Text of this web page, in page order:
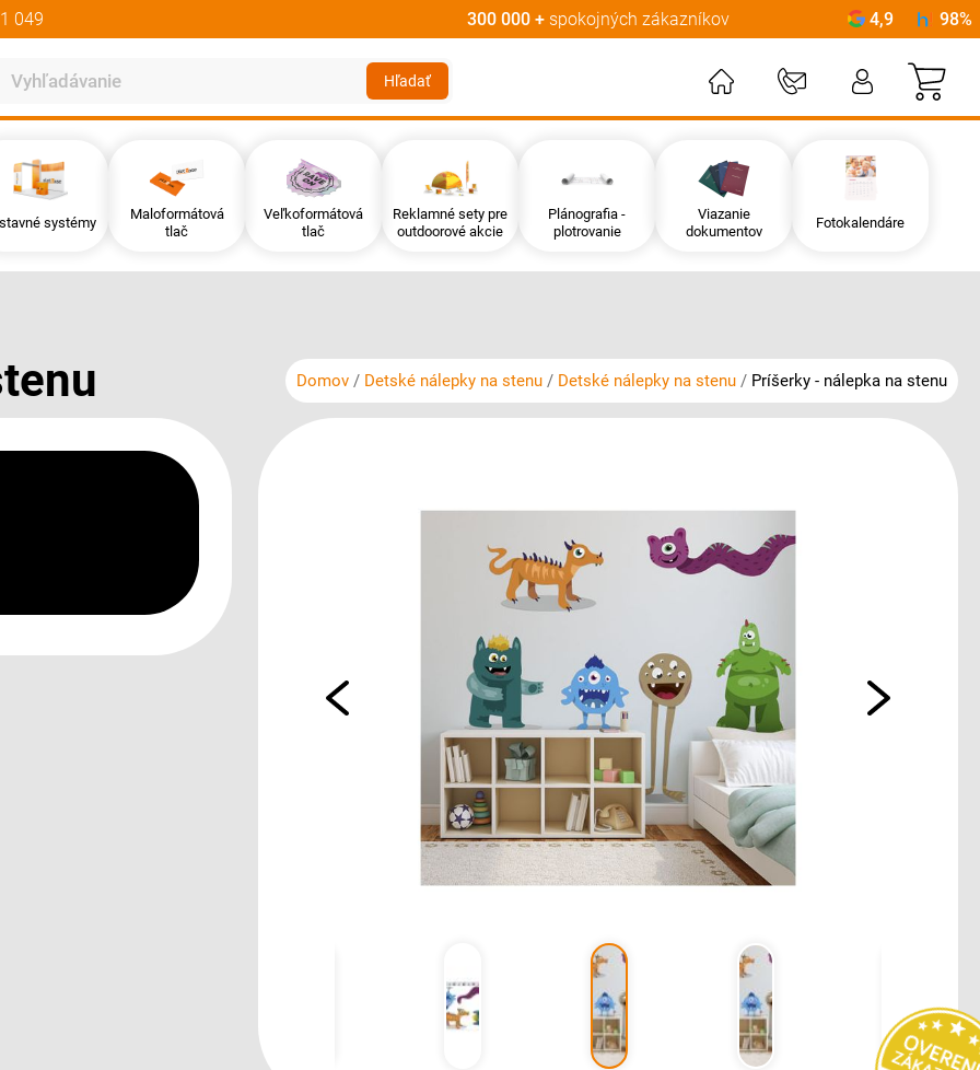
049 300 000 + spokojných zákazníkov 4,9 98%
Hľadať
systémy
Maloformátová
tlač
Veľkoformátová
tlač
Reklamné sety pre
outdoorové akcie
Plánografia -
plotrovanie
Viazanie
dokumentov
Fotokalendáre
Domov Detské nálepky na stenu Detské nálepky na stenu Príšerky - nálepka na stenu